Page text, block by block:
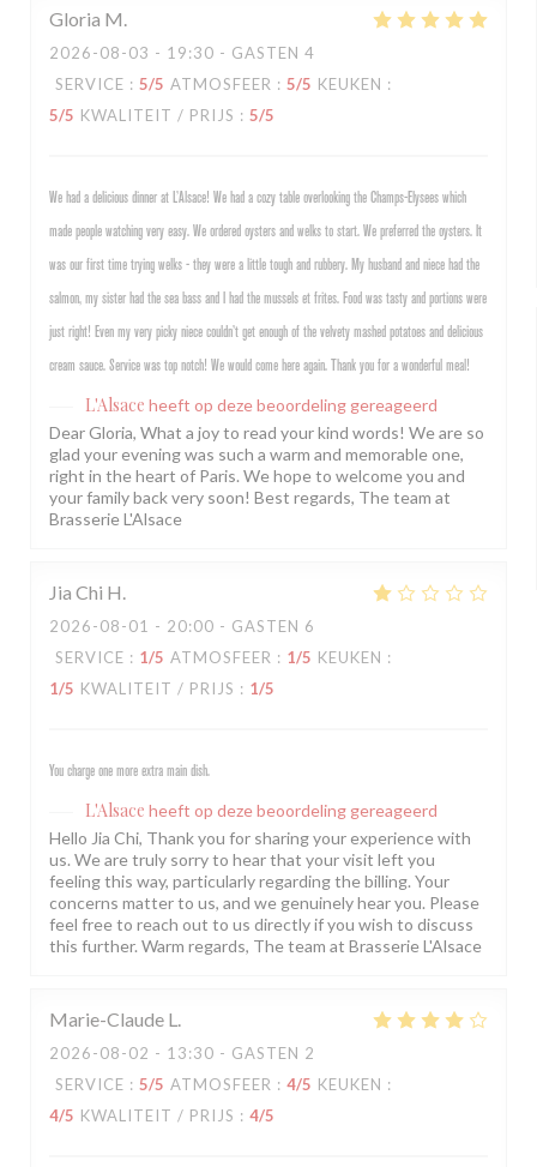
Gloria M
2026-08-03 - 19:30 - GASTEN 4
SERVICE : 5/5 ATMOSFEER : 5/5 KEUKEN :
5/5 KWALITEIT / PRIJS : 5/5
We had a delicious dinner at L’Alsace! We had a cozy table overlooking the Champs-Elysees which
made people watching very easy. We ordered oysters and welks to start. We preferred the oysters. It
was our first time trying welks - they were a little tough and rubbery. My husband and niece had the
salmon, my sister had the sea bass and I had the mussels et frites. Food was tasty and portions were
just right! Even my very picky niece couldn’t get enough of the velvety mashed potatoes and delicious
cream sauce. Service was top notch! We would come here again. Thank you for a wonderful meal!
L'Alsace heeft op deze beoordeling gereageerd
Dear Gloria, What a joy to read your kind words! We are so
glad your evening was such a warm and memorable one,
right in the heart of Paris. We hope to welcome you and
your family back very soon! Best regards, The team at
Brasserie L'Alsace
Jia Chi H
2026-08-01 - 20:00 - GASTEN 6
SERVICE : 1/5 ATMOSFEER : 1/5 KEUKEN :
1/5 KWALITEIT / PRIJS : 1/5
You charge one more extra main dish.
L'Alsace heeft op deze beoordeling gereageerd
Hello Jia Chi, Thank you for sharing your experience with
us. We are truly sorry to hear that your visit left you
feeling this way, particularly regarding the billing. Your
concerns matter to us, and we genuinely hear you. Please
feel free to reach out to us directly if you wish to discuss
this further. Warm regards, The team at Brasserie L'Alsace
Marie-Claude L
2026-08-02 - 13:30 - GASTEN 2
SERVICE : 5/5 ATMOSFEER : 4/5 KEUKEN :
4/5 KWALITEIT / PRIJS : 4/5